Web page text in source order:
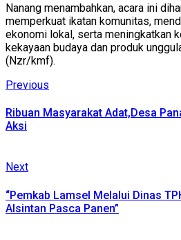
Nanang menambahkan, acara ini
memperkuat ikatan komunitas,
ekonomi lokal, serta meningkatkan
kekayaan budaya dan produk
(Nzr/kmf).
Continue
Reading
Previous
Ribuan Masyarakat Adat,Desa
Aksi
NextNext
“Pemkab Lamsel Melalui Dinas
Alsintan Pasca Panen”